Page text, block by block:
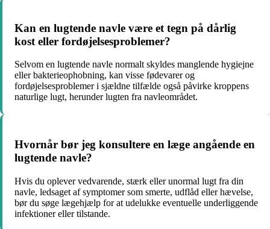
Kan en lugtende navle være et tegn på dårlig
kost eller fordøjelsesproblemer?
Selvom en lugtende navle normalt skyldes manglende hygiejne
eller bakterieophobning, kan visse fødevarer og
fordøjelsesproblemer i sjældne tilfælde også påvirke kroppens
naturlige lugt, herunder lugten fra navleområdet.
Hvornår bør jeg konsultere en læge angående en
lugtende navle?
Hvis du oplever vedvarende, stærk eller unormal lugt fra din
navle, ledsaget af symptomer som smerte, udflåd eller hævelse,
bør du søge lægehjælp for at udelukke eventuelle underliggende
infektioner eller tilstande.